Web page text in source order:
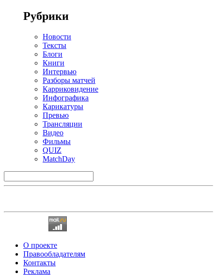
Рубрики
Новости
Тексты
Блоги
Книги
Интервью
Разборы матчей
Карриковидение
Инфографика
Карикатуры
Превью
Трансляции
Видео
Фильмы
QUIZ
MatchDay
О проекте
Правообладателям
Контакты
Реклама